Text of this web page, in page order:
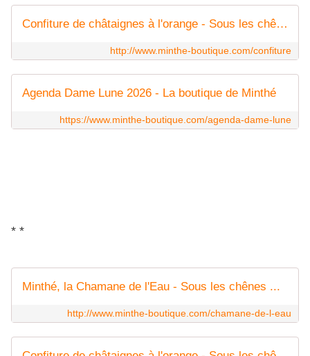
Confiture de châtaignes à l'orange - Sous les chênes ...
http://www.minthe-boutique.com/confiture
Agenda Dame Lune 2026 - La boutique de Minthé
https://www.minthe-boutique.com/agenda-dame-lune
* *
Minthé, la Chamane de l'Eau - Sous les chênes ...
http://www.minthe-boutique.com/chamane-de-l-eau